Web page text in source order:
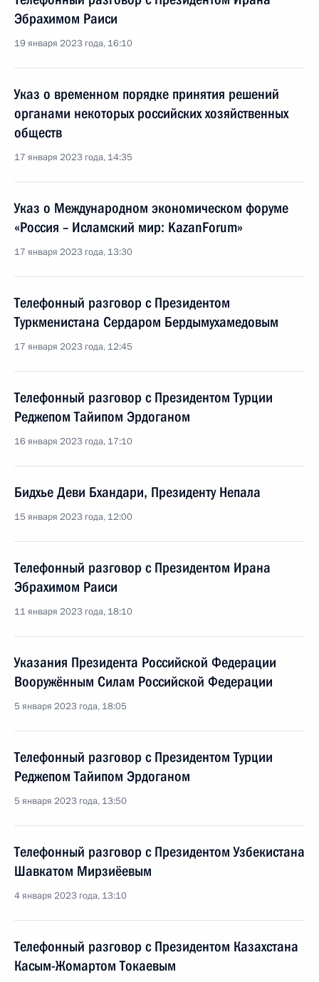
Эбрахимом Раиси
19 января 2023 года, 16:10
Указ о временном порядке принятия решений
органами некоторых российских хозяйственных
обществ
17 января 2023 года, 14:35
Указ о Международном экономическом форуме
«Россия – Исламский мир: KazanForum»
17 января 2023 года, 13:30
Телефонный разговор с Президентом
Туркменистана Сердаром Бердымухамедовым
17 января 2023 года, 12:45
Телефонный разговор с Президентом Турции
Реджепом Тайипом Эрдоганом
16 января 2023 года, 17:10
Бидхье Деви Бхандари, Президенту Непала
15 января 2023 года, 12:00
Телефонный разговор с Президентом Ирана
Эбрахимом Раиси
11 января 2023 года, 18:10
Указания Президента Российской Федерации
Вооружённым Силам Российской Федерации
5 января 2023 года, 18:05
Телефонный разговор с Президентом Турции
Реджепом Тайипом Эрдоганом
5 января 2023 года, 13:50
Телефонный разговор с Президентом Узбекистана
Шавкатом Мирзиёевым
4 января 2023 года, 13:10
Телефонный разговор с Президентом Казахстана
Касым-Жомартом Токаевым